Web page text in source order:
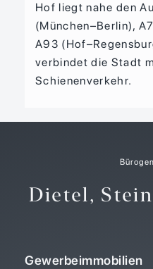
Hof liegt nahe den
(München–Berlin),
A93
verbindet die Stadt
Schienenverkehr.
Dietel,
Gewerbeimmobilien